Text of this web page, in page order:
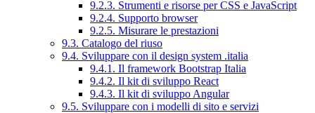
9.2.3. Strumenti e risorse per CSS e JavaScript
9.2.4. Supporto browser
9.2.5. Misurare le prestazioni
9.3. Catalogo del riuso
9.4. Sviluppare con il design system .italia
9.4.1. Il framework Bootstrap Italia
9.4.2. Il kit di sviluppo React
9.4.3. Il kit di sviluppo Angular
9.5. Sviluppare con i modelli di sito e servizi